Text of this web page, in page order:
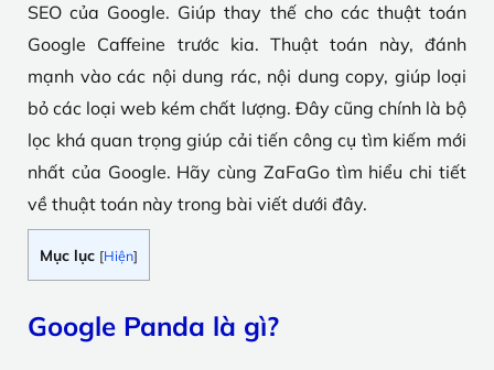
SEO của Google. Giúp thay thế cho các thuật toán
Google Caffeine trước kia. Thuật toán này, đánh
mạnh vào các nội dung rác, nội dung copy, giúp loại
bỏ các loại web kém chất lượng. Đây cũng chính là bộ
lọc khá quan trọng giúp cải tiến công cụ tìm kiếm mới
nhất của Google. Hãy cùng ZaFaGo tìm hiểu chi tiết
về thuật toán này trong bài viết dưới đây.
Mục lục [Hiện]
Google Panda là gì?